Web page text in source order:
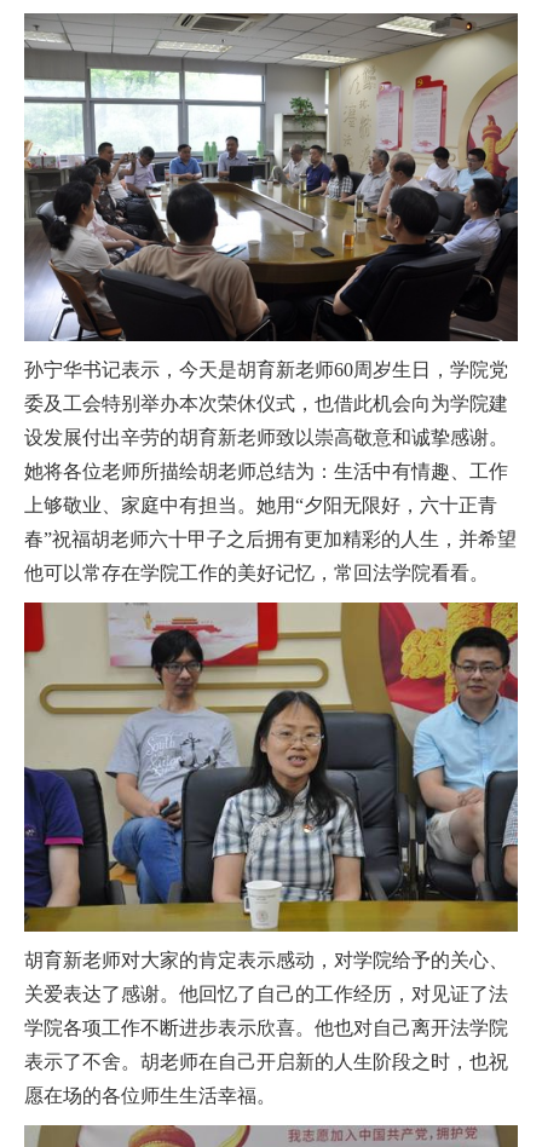
孙宁华书记表示，今天是胡育新老师60周岁生日，学院党
委及工会特别举办本次荣休仪式，也借此机会向为学院建
设发展付出辛劳的胡育新老师致以崇高敬意和诚挚感谢。
她将各位老师所描绘胡老师总结为：生活中有情趣、工作
上够敬业、家庭中有担当。她用“夕阳无限好，六十正青
春”祝福胡老师六十甲子之后拥有更加精彩的人生，并希望
他可以常存在学院工作的美好记忆，常回法学院看看。
胡育新老师对大家的肯定表示感动，对学院给予的关心、
关爱表达了感谢。他回忆了自己的工作经历，对见证了法
学院各项工作不断进步表示欣喜。他也对自己离开法学院
表示了不舍。胡老师在自己开启新的人生阶段之时，也祝
愿在场的各位师生生活幸福。